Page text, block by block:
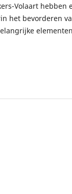
Volaart hebben
het bevorderen